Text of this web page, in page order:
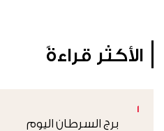
الأكثر قراءةً
1
برج السرطان اليوم